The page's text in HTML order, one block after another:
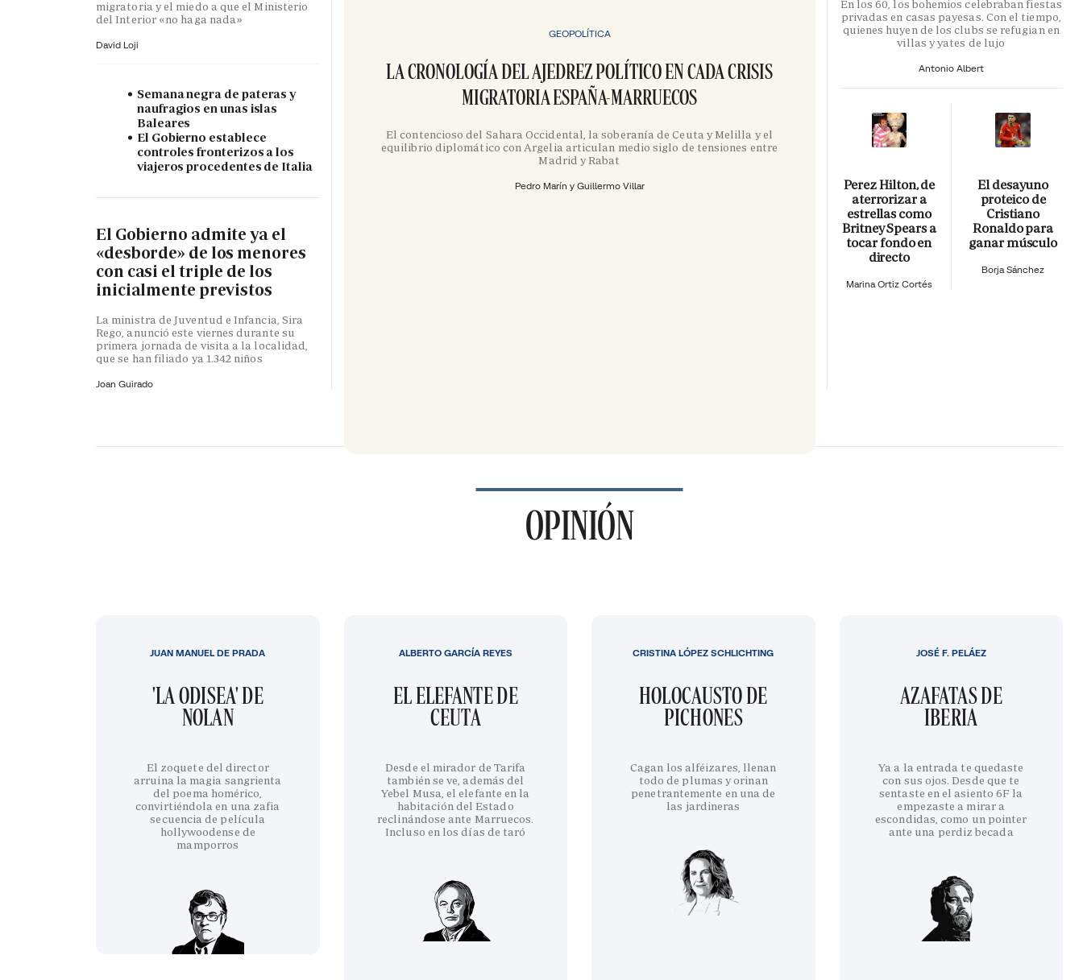
migratoria y el miedo a que el Ministerio
del Interior «no haga nada»
David Loji
Semana negra de pateras y
naufragios en unas islas
Baleares
El Gobierno establece
controles fronterizos a los
viajeros procedentes de Italia
El Gobierno admite ya el
«desborde» de los menores
con casi el triple de los
inicialmente previstos
La ministra de Juventud e Infancia, Sira
Rego, anunció este viernes durante su
primera jornada de visita a la localidad,
que se han filiado ya 1.342 niños
Joan Guirado
GEOPOLÍTICA
LA CRONOLOGÍA DEL AJEDREZ POLÍTICO EN CADA CRISIS
MIGRATORIA ESPAÑA-MARRUECOS
El contencioso del Sahara Occidental, la soberanía de Ceuta y Melilla y el
equilibrio diplomático con Argelia articulan medio siglo de tensiones entre
Madrid y Rabat
Pedro Marín y Guillermo Villar
En los 60, los bohemios celebraban fiestas
privadas en casas payesas. Con el tiempo,
quienes huyen de los clubs se refugian en
villas y yates de lujo
Antonio Albert
Perez Hilton, de
aterrorizar a
estrellas como
Britney Spears a
tocar fondo en
directo
Marina Ortiz Cortés
El desayuno
proteico de
Cristiano
Ronaldo para
ganar músculo
Borja Sánchez
OPINIÓN
'LA ODISEA' DE
NOLAN
El zoquete del director
arruina la magia sangrienta
del poema homérico,
convirtiéndola en una zafia
secuencia de película
hollywoodense de
mamporros
JUAN MANUEL DE PRADA
EL ELEFANTE DE
CEUTA
Desde el mirador de Tarifa
también se ve, además del
Yebel Musa, el elefante en la
habitación del Estado
reclinándose ante Marruecos.
Incluso en los días de taró
ALBERTO GARCÍA REYES
HOLOCAUSTO DE
PICHONES
Cagan los alféizares, llenan
todo de plumas y orinan
penetrantemente en una de
las jardineras
CRISTINA LÓPEZ SCHLICHTING
AZAFATAS DE
IBERIA
Ya a la entrada te quedaste
con sus ojos. Desde que te
sentaste en el asiento 6F la
empezaste a mirar a
escondidas, como un pointer
ante una perdiz becada
JOSÉ F. PELÁEZ